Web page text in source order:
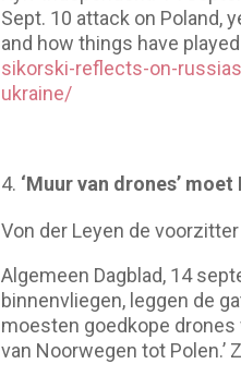
Sept. 10 attack on Poland,
and how things have
sikorski-reflects-on-
ukraine/
‘Muur van drones’
Von der Leyen de
Algemeen Dagblad, 14
binnenvliegen, leggen de
moesten goedkope
van Noorwegen tot Polen.’